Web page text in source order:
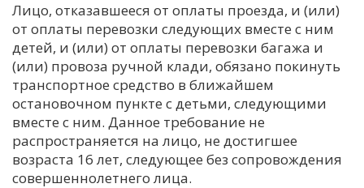
Лицо, отказавшееся от оплаты проезда, и (или)
от оплаты перевозки следующих вместе с ним
детей, и (или) от оплаты перевозки багажа и
(или) провоза ручной клади, обязано покинуть
транспортное средство в ближайшем
остановочном пункте с детьми, следующими
вместе с ним. Данное требование не
распространяется на лицо, не достигшее
возраста 16 лет, следующее без сопровождения
совершеннолетнего лица.